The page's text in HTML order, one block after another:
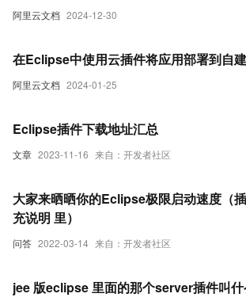
阿里云文档 2024-12-30
阿里云文档 2024-01-25
在Eclipse中使用云插件将应用部署到自
文章 2023-11-16 来自：开发者社区
Eclipse插件下载地址汇总
问答 2022-03-14 来自：开发者社区
大家来晒晒你的Eclipse极限启动速度（
充说明 里）
jee 版eclipse 里面的那个server插件叫